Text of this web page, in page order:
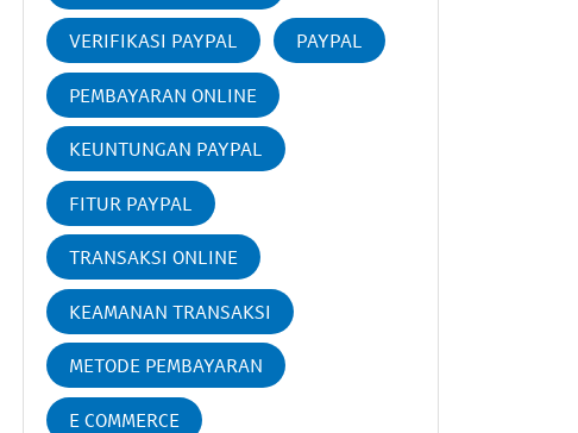
VERIFIKASI PAYPAL PAYPAL
PEMBAYARAN ONLINE
KEUNTUNGAN PAYPAL
FITUR PAYPAL
TRANSAKSI ONLINE
KEAMANAN TRANSAKSI
METODE PEMBAYARAN
E COMMERCE